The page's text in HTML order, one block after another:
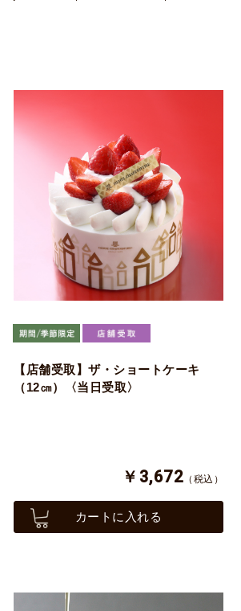
【店舗受取】ザ・ショートケーキ
（12㎝）〈当日受取〉
￥3,672 （税込）
カートに入れる